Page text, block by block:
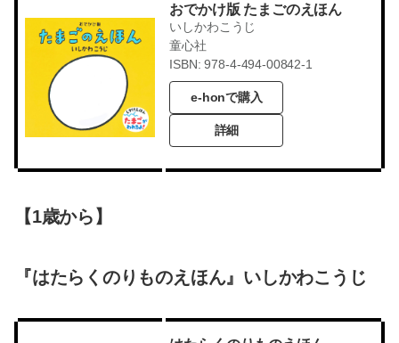
おでかけ版 たまごのえほん
いしかわこうじ
童心社
ISBN: 978-4-494-00842-1
e-honで購入
詳細
【1歳から】
『はたらくのりものえほん』いしかわこうじ